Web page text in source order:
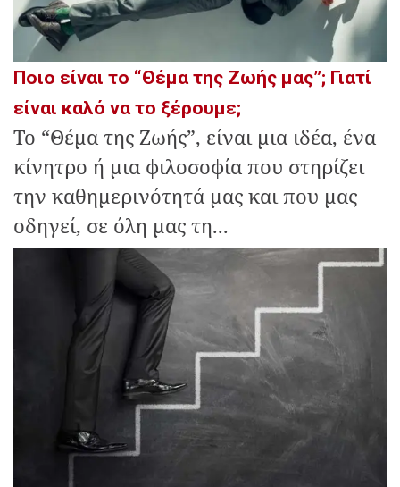
Ποιο είναι το “Θέμα της Ζωής μας”; Γιατί
είναι καλό να το ξέρουμε;
Το “Θέμα της Ζωής”, είναι μια ιδέα, ένα
κίνητρο ή μια φιλοσοφία που στηρίζει
την καθημερινότητά μας και που μας
οδηγεί, σε όλη μας τη...